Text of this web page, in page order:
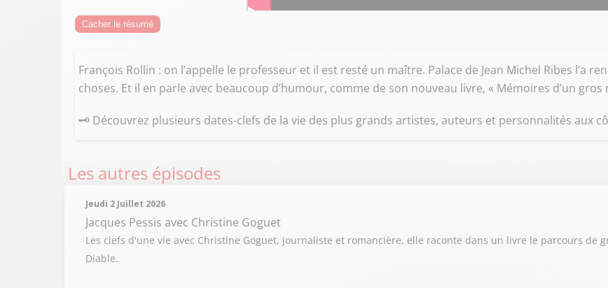
Cacher le résumé
François Rollin : on l’appelle le professeur et il est resté un maître. Palace de Jean Michel Ribes l’a
choses. Et il en parle avec beaucoup d’humour, comme de son nouveau livre, « Mémoires d’un gros
🗝 Découvrez plusieurs dates-clefs de la vie des plus grands artistes, auteurs et personnalités aux
Les autres épisodes
Jeudi 2 Juillet 2026
Jacques Pessis avec Christine Goguet
Les clefs d'une vie avec Christine Goguet, journaliste et romancière, elle raconte dans un livre le parcours de
Diable.